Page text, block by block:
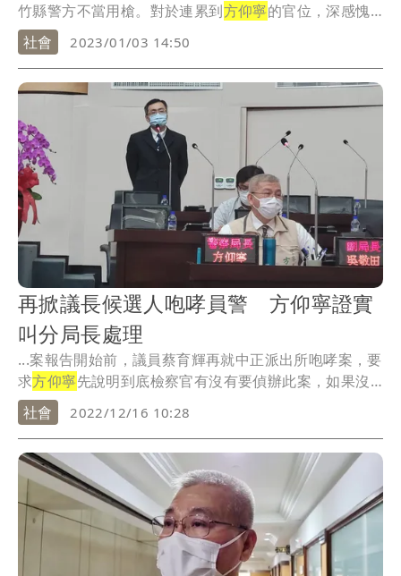
竹縣警方不當用槍。對於連累到方仰寧的官位，深感愧
疚。
社會 2023/01/03 14:50
再掀議長候選人咆哮員警 方仰寧證實
叫分局長處理
...案報告開始前，議員蔡育輝再就中正派出所咆哮案，要
求方仰寧先說明到底檢察官有沒有要偵辦此案，如果沒
有就...
社會 2022/12/16 10:28